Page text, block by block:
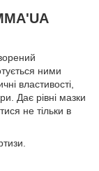
ними
властивості,
Дає рівні мазки
не тільки в